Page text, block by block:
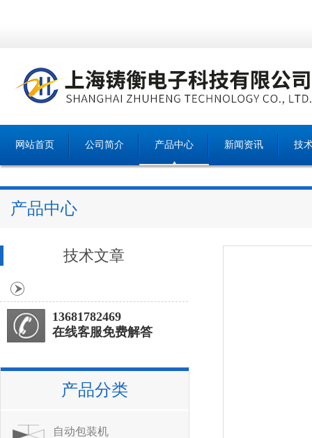
网站首页 公司简介 产品中心 新闻资讯 技
产品中心
技术文章
13681782469
在线客服免费解答
产品分类
自动包装机